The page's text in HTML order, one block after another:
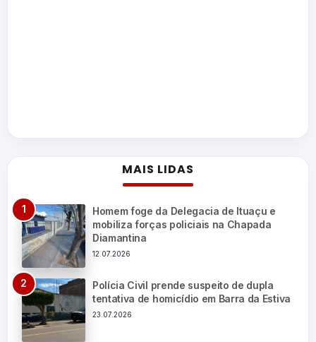
MAIS LIDAS
Homem foge da Delegacia de Ituaçu e
mobiliza forças policiais na Chapada
Diamantina
12.07.2026
Polícia Civil prende suspeito de dupla
tentativa de homicídio em Barra da Estiva
23.07.2026